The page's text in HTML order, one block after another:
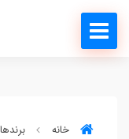
خانه برندها